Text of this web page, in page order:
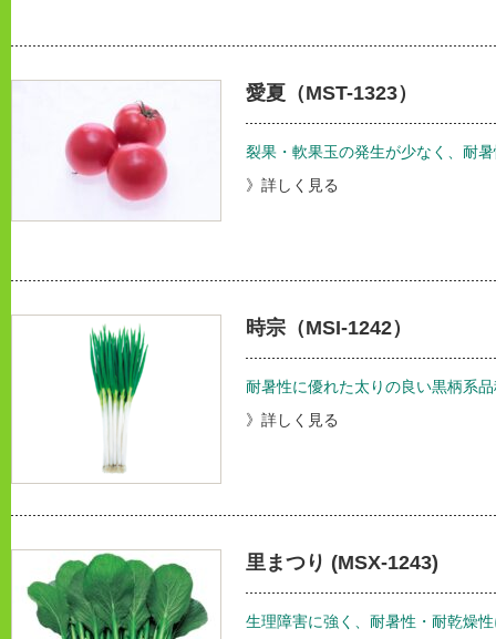
愛夏（MST-1323）
裂果・軟果玉の発生が少なく、耐
》詳しく見る
時宗（MSI-1242）
耐暑性に優れた太りの良い黒柄系
》詳しく見る
里まつり (MSX-1243)
生理障害に強く、耐暑性・耐乾燥